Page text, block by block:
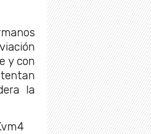
y con
la